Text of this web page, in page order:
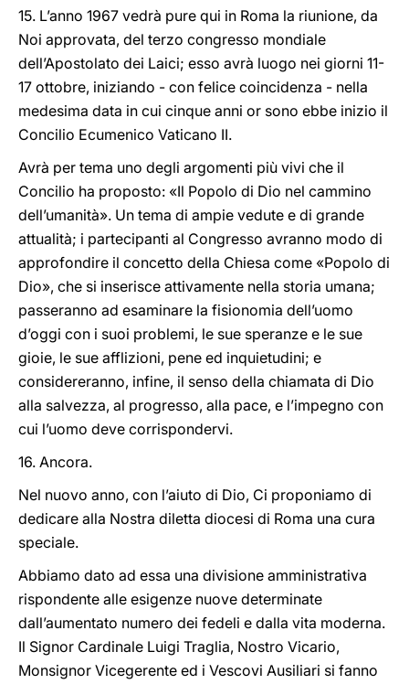
15. L’anno 1967 vedrà pure qui in Roma la riunione, da
Noi approvata, del terzo congresso mondiale
dell’Apostolato dei Laici; esso avrà luogo nei giorni 11-
17 ottobre, iniziando - con felice coincidenza - nella
medesima data in cui cinque anni or sono ebbe inizio il
Concilio Ecumenico Vaticano II.
Avrà per tema uno degli argomenti più vivi che il
Concilio ha proposto: «Il Popolo di Dio nel cammino
dell’umanità». Un tema di ampie vedute e di grande
attualità; i partecipanti al Congresso avranno modo di
approfondire il concetto della Chiesa come «Popolo di
Dio», che si inserisce attivamente nella storia umana;
passeranno ad esaminare la fisionomia dell’uomo
d’oggi con i suoi problemi, le sue speranze e le sue
gioie, le sue afflizioni, pene ed inquietudini; e
considereranno, infine, il senso della chiamata di Dio
alla salvezza, al progresso, alla pace, e l’impegno con
cui l’uomo deve corrispondervi.
16. Ancora.
Nel nuovo anno, con l’aiuto di Dio, Ci proponiamo di
dedicare alla Nostra diletta diocesi di Roma una cura
speciale.
Abbiamo dato ad essa una divisione amministrativa
rispondente alle esigenze nuove determinate
dall’aumentato numero dei fedeli e dalla vita moderna.
Il Signor Cardinale Luigi Traglia, Nostro Vicario,
Monsignor Vicegerente ed i Vescovi Ausiliari si fanno